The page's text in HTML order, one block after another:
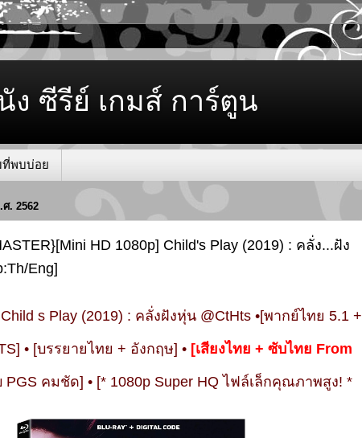
ง ซีรีย์ เกมส์ การ์ตูน
ที่พบบ่อย
. 2562
HD 1080p] Child's Play (2019) : คลั่ง...ฝัง
Eng]
s Play (2019) : คลั่งฝังหุ่น @CtHts •[พากย์ไทย 5.1 +
• [บรรยายไทย + อังกฤษ] • [เสียงไทย + ซับไทย From
PGS คมชัด] • [* 1080p Super HQ ไฟล์เล็กคุณภาพสูง! *